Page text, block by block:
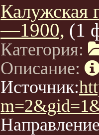
Калужская
—1900, (1
Категория:
Описание:
Источник: